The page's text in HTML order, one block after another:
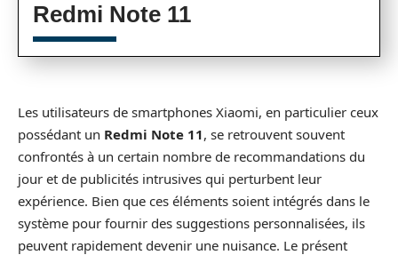
Redmi Note 11
Les utilisateurs de smartphones Xiaomi, en particulier ceux
possédant un Redmi Note 11, se retrouvent souvent
confrontés à un certain nombre de recommandations du
jour et de publicités intrusives qui perturbent leur
expérience. Bien que ces éléments soient intégrés dans le
système pour fournir des suggestions personnalisées, ils
peuvent rapidement devenir une nuisance. Le présent